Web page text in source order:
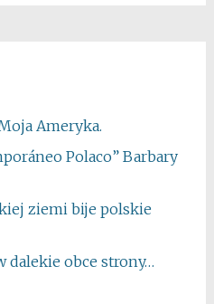
Ameryka.
Polaco” Barbary
ziemi bije polskie
dalekie obce strony…